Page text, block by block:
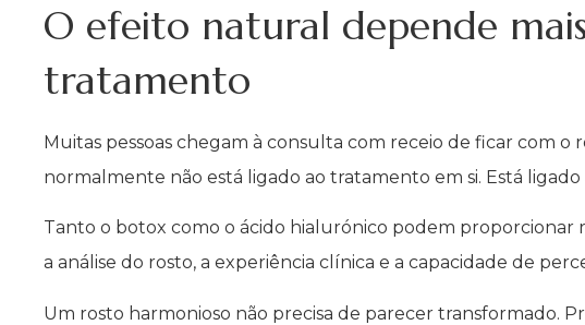
O efeito natural depende
tratamento
Muitas pessoas chegam à consulta com receio de ficar com o
normalmente não está ligado ao tratamento em si. Está
Tanto o botox como o ácido hialurónico podem proporcionar
a análise do rosto, a experiência clínica e a capacidade de
Um rosto harmonioso não precisa de parecer transformado.